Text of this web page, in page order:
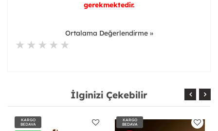
gerekmektedir.
Ortalama Değerlendirme »
İlginizi Çekebilir
KARGO
BEDAVA
KARGO
BEDAVA